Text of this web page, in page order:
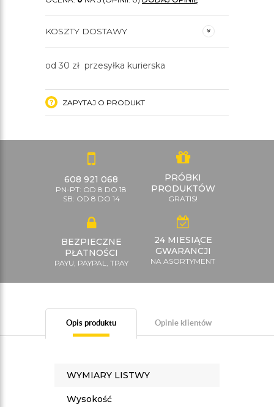
KOSZTY DOSTAWY
od 30 zł przesyłka kurierska
ZAPYTAJ O PRODUKT
608 921 068
PN-PT: OD 8 DO 18
SB: OD 8 DO 14
PRÓBKI
PRODUKTÓW
GRATIS!
BEZPIECZNE
PŁATNOŚCI
PAYU, PAYPAL, TPAY
24 MIESIĄCE
GWARANCJI
NA ASORTYMENT
Opis produktu Opinie klientów
WYMIARY LISTWY
Wysokość